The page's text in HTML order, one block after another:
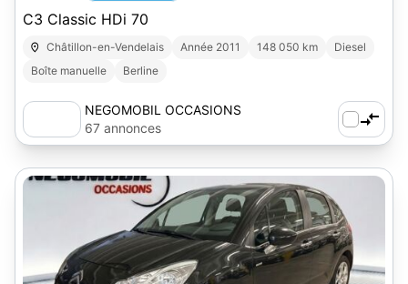
C3 Classic HDi 70
Châtillon-en-Vendelais Année 2011 148 050 km
Diesel
Boîte manuelle
Berline
NEGOMOBIL OCCASIONS
67 annonces